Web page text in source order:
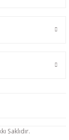
Saklıdır.